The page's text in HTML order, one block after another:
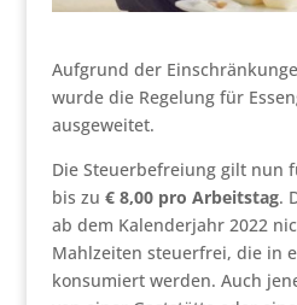
Aufgrund der
wurde die Regelung für
ausgeweitet.
Die Steuerbefreiung gilt nun
bis zu € 8,00 pro Arbeitstag.
ab dem Kalenderjahr 2022
Mahlzeiten steuerfrei, die in
konsumiert werden. Auch